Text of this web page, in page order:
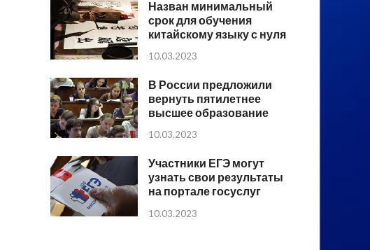
Назван минимальный
срок для обучения
китайскому языку с нуля
10.03.2023
В России предложили
вернуть пятилетнее
высшее образование
10.03.2023
Участники ЕГЭ могут
узнать свои результаты
на портале госуслуг
10.03.2023